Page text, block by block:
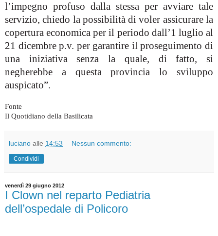
l’impegno profuso dalla stessa per avviare tale
servizio, chiedo la possibilità di voler assicurare la
copertura economica per il periodo dall’1 luglio al
21 dicembre p.v. per garantire il proseguimento di
una iniziativa senza la quale, di fatto, si
negherebbe a questa provincia lo sviluppo
auspicato”.
Fonte
Il Quotidiano della Basilicata
luciano alle 14:53 Nessun commento:
Condividi
venerdì 29 giugno 2012
I Clown nel reparto Pediatria
dell’ospedale di Policoro